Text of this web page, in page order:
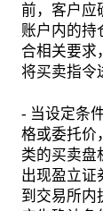
前，客户应
账户内的持
合相关要求
将买卖指令
- 当设定条
格或委托价
类的买卖盘
出现盈立证
到交易所内